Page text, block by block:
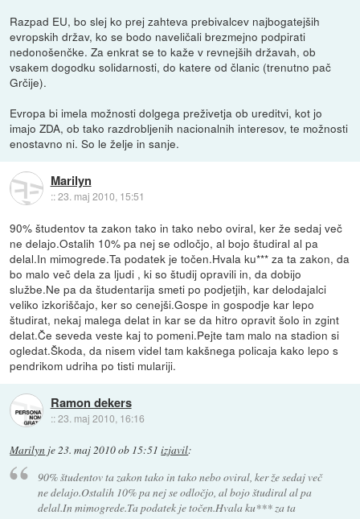
Razpad EU, bo slej ko prej zahteva prebivalcev najbogatejših
evropskih držav, ko se bodo naveličali brezmejno podpirati
nedonošenčke. Za enkrat se to kaže v revnejših državah, ob
vsakem dogodku solidarnosti, do katere od članic (trenutno pač
Grčije).
Evropa bi imela možnosti dolgega preživetja ob ureditvi, kot jo
imajo ZDA, ob tako razdrobljenih nacionalnih interesov, te možnosti
enostavno ni. So le želje in sanje.
Marilyn
::23. maj 2010, 15:51
90% študentov ta zakon tako in tako nebo oviral, ker že sedaj več
ne delajo.Ostalih 10% pa nej se odločjo, al bojo študiral al pa
delal.In mimogrede.Ta podatek je točen.Hvala ku*** za ta zakon, da
bo malo več dela za ljudi , ki so študij opravili in, da dobijo
službe.Ne pa da študentarija smeti po podjetjih, kar delodajalci
veliko izkoriščajo, ker so cenejši.Gospe in gospodje kar lepo
študirat, nekaj malega delat in kar se da hitro opravit šolo in zgint
delat.Če seveda veste kaj to pomeni.Pejte tam malo na stadion si
ogledat.Škoda, da nisem videl tam kakšnega policaja kako lepo s
pendrikom udriha po tisti mulariji.
Ramon dekers
::23. maj 2010, 16:16
Marilyn je23. maj 2010 ob 15:51 izjavil:
90% študentov ta zakon tako in tako nebo oviral, ker že sedaj več
ne delajo.Ostalih 10% pa nej se odločjo, al bojo študiral al pa
delal.In mimogrede.Ta podatek je točen.Hvala ku*** za ta